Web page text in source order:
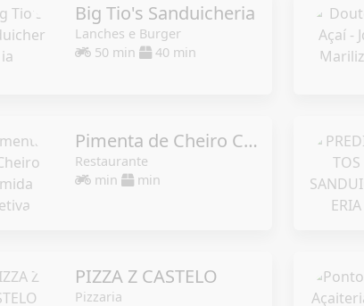
Big Tio's Sanduicheria
Lanches e Burger
50 min
40 min
Pimenta de Cheiro Comida Afetiva
Restaurante
min
min
PIZZA Z CASTELO
Pizzaria